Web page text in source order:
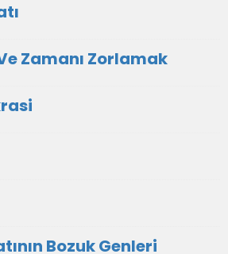
Zamanı Zorlamak
Bozuk Genleri